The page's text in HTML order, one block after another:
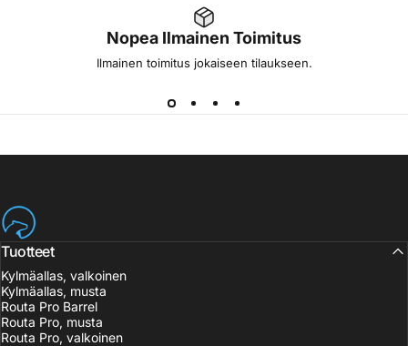
Nopea Ilmainen Toimitus
Ilmainen toimitus jokaiseen tilaukseen.
Routa Recovery
Tuotteet
Kylmäallas, valkoinen
Kylmäallas, musta
Routa Pro Barrel
Routa Pro, musta
Routa Pro, valkoinen